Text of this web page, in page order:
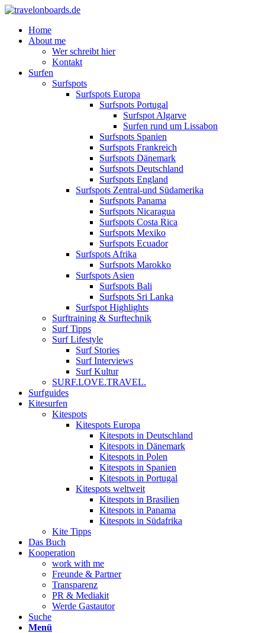
Home
About me
Wer schreibt hier
Kontakt
Surfen
Surfspots
Surfspots Europa
Surfspots Portugal
Surfspot Algarve
Surfen rund um Lissabon
Surfspots Spanien
Surfspots Frankreich
Surfspots Dänemark
Surfspots Deutschland
Surfspots England
Surfspots Zentral-und Südamerika
Surfspots Panama
Surfspots Nicaragua
Surfspots Costa Rica
Surfspots Mexiko
Surfspots Ecuador
Surfspots Afrika
Surfspots Marokko
Surfspots Asien
Surfspots Bali
Surfspots Sri Lanka
Surfspot Highlights
Surftraining & Surftechnik
Surf Tipps
Surf Lifestyle
Surf Stories
Surf Interviews
Surf Kultur
SURF.LOVE.TRAVEL.
Surfguides
Kitesurfen
Kitespots
Kitespots Europa
Kitespots in Deutschland
Kitespots in Dänemark
Kitespots in Polen
Kitespots in Spanien
Kitespots in Portugal
Kitespots weltweit
Kitespots in Brasilien
Kitespots in Panama
Kitespots in Südafrika
Kite Tipps
Das Buch
Kooperation
work with me
Freunde & Partner
Transparenz
PR & Mediakit
Werde Gastautor
Suche
Menü